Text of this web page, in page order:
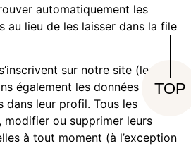
TOP
automatiquement les
au lieu de les laisser dans la file
sur notre site (le cas
également les données
dans leur profil. Tous les
ou supprimer leurs
à tout moment (à l’exception